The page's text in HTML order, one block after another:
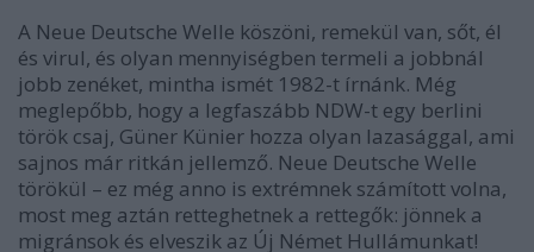
A Neue Deutsche Welle köszöni, remekül van, sőt, él
és virul, és olyan mennyiségben termeli a jobbnál
jobb zenéket, mintha ismét 1982-t írnánk. Még
meglepőbb, hogy a legfaszább NDW-t egy berlini
török csaj, Güner Künier hozza olyan lazasággal, ami
sajnos már ritkán jellemző. Neue Deutsche Welle
törökül – ez még anno is extrémnek számított volna,
most meg aztán retteghetnek a rettegők: jönnek a
migránsok és elveszik az Új Német Hullámunkat!